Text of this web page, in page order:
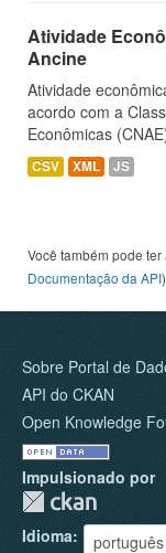
Atividade
Ancine
Atividade
acordo com a
Econômicas
CSV XML JS
Você também pode
Documentação da API
Sobre Portal de
API do CKAN
Open Knowledge
Impulsionado por
Idioma